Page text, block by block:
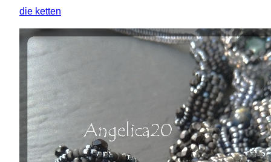
die ketten